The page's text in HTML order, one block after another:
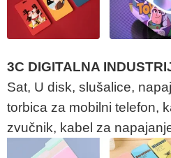
3C DIGITALNA
Sat, U disk, slušalice,
torbica za mobilni telefon,
zvučnik, kabel za